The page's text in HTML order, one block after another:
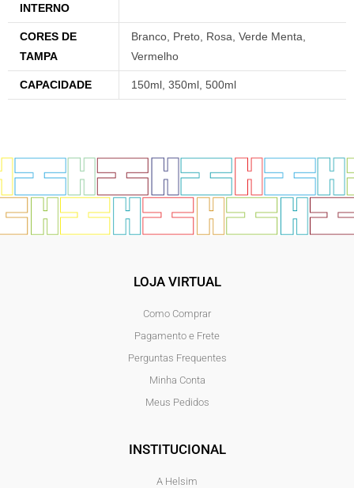
INTERNO
CORES DE
TAMPA
Branco, Preto, Rosa, Verde Menta,
Vermelho
CAPACIDADE 150ml, 350ml, 500ml
LOJA VIRTUAL
Como Comprar
Pagamento e Frete
Perguntas Frequentes
Minha Conta
Meus Pedidos
INSTITUCIONAL
A Helsim